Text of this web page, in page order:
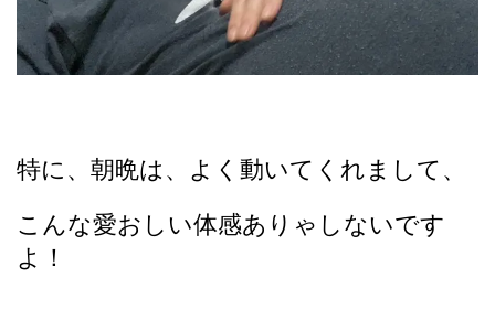
特に、朝晩は、よく動いてくれまして、
こんな愛おしい体感ありゃしないです
よ！